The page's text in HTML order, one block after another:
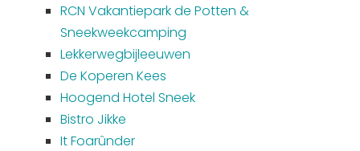
RCN Vakantiepark de Potten &
Sneekweekcamping
Lekkerwegbijleeuwen
De Koperen Kees
Hoogend Hotel Sneek
Bistro Jikke
It Foarûnder